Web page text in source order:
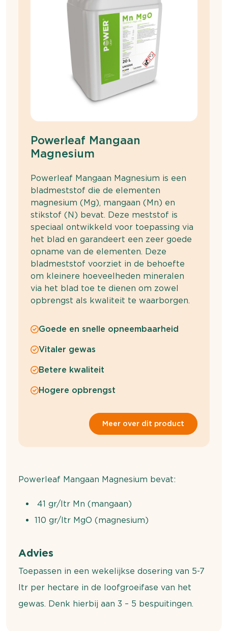
Powerleaf Mangaan
Magnesium
Powerleaf Mangaan Magnesium is een
bladmeststof die de elementen
magnesium (Mg), mangaan (Mn) en
stikstof (N) bevat. Deze meststof is
speciaal ontwikkeld voor toepassing via
het blad en garandeert een zeer goede
opname van de elementen. Deze
bladmeststof voorziet in de behoefte
om kleinere hoeveelheden mineralen
via het blad toe te dienen om zowel
opbrengst als kwaliteit te waarborgen.
Goede en snelle opneembaarheid
Vitaler gewas
Betere kwaliteit
Hogere opbrengst
Meer over dit product
Powerleaf Mangaan Magnesium bevat:
41 gr/ltr Mn (mangaan)
110 gr/ltr MgO (magnesium)
Advies
Toepassen in een wekelijkse dosering van 5-7
ltr per hectare in de loofgroeifase van het
gewas. Denk hierbij aan 3 – 5 bespuitingen.